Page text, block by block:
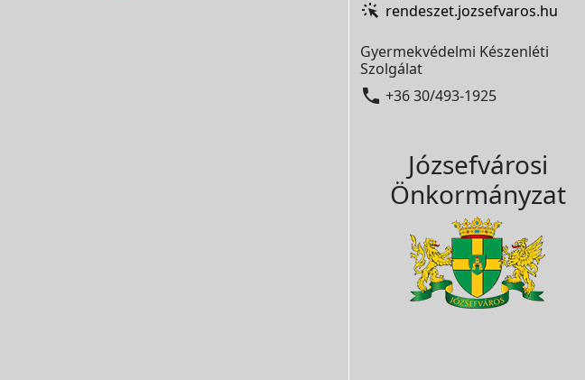
rendeszet.jozsefvaros.hu
Gyermekvédelmi Készenléti
Szolgálat
 +36 30/493-1925
Józsefvárosi
Önkormányzat